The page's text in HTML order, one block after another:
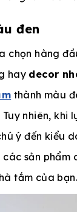
đen
chọn hàng
hay decor
thành màu
nhiên, khi
ý đến kiểu
sản phẩm
tắm của bạn.